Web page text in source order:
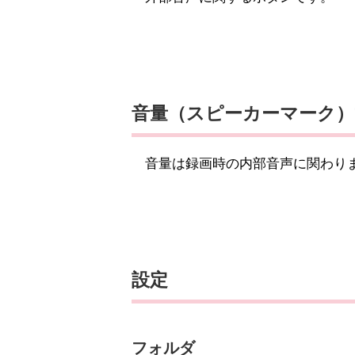
音量（スピーカーマーク
音量は録画時の内部音声に関わり
設定
フォルダ